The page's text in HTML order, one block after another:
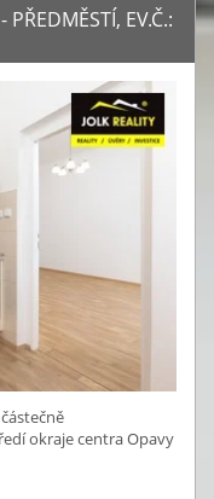
PŘEDMĚSTÍ, EV.Č.:
okraje centra Opavy